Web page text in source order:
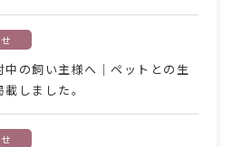
中の飼い主様へ｜ペットとの生
しました。